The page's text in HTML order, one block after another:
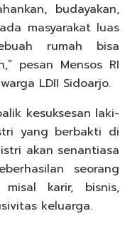
budayakan,
masyarakat luas
rumah bisa
pesan Mensos RI
LDII Sidoarjo.
kesuksesan laki-
yang berbakti di
akan senantiasa
seorang
karir, bisnis,
keluarga.